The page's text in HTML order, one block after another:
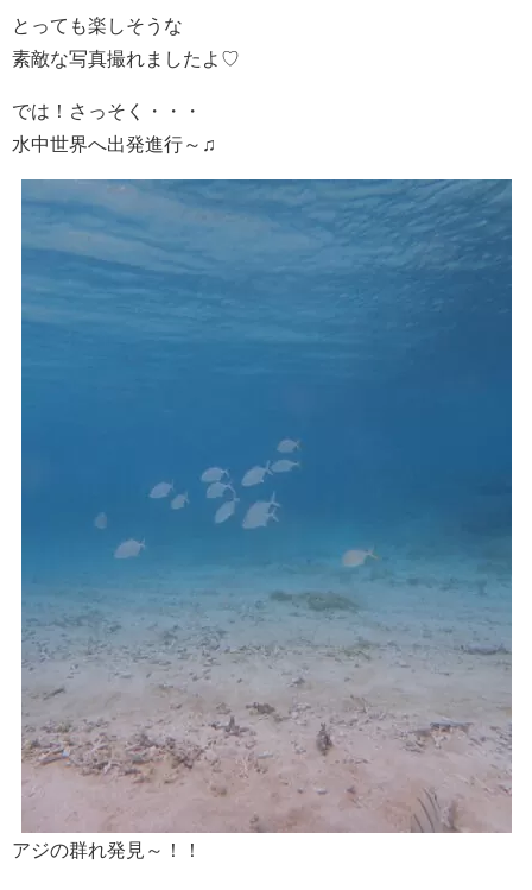
とっても楽しそうな
素敵な写真撮れましたよ♡
では！さっそく・・・
水中世界へ出発進行～♫
アジの群れ発見～！！